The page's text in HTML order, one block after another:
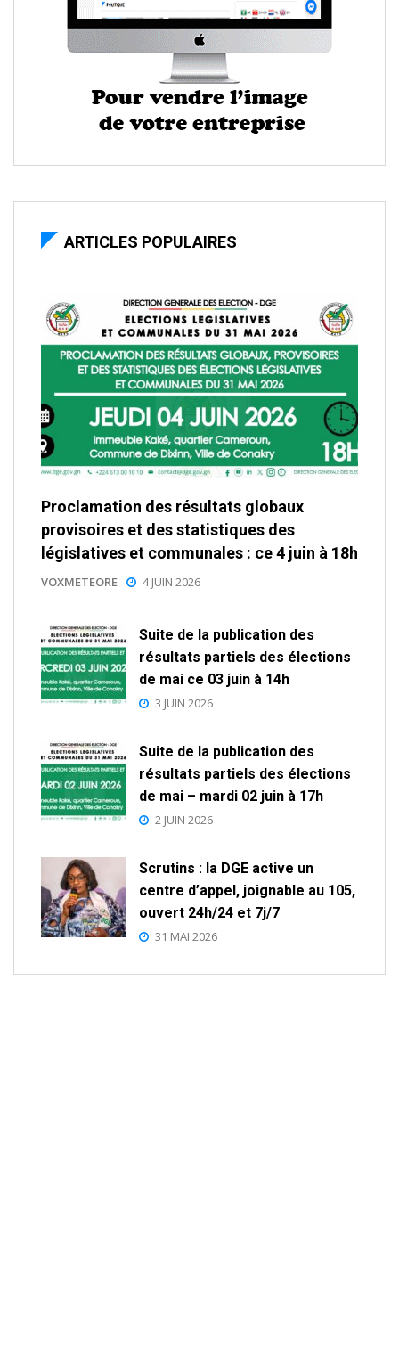
ARTICLES POPULAIRES
Proclamation des résultats globaux
provisoires et des statistiques des
législatives et communales : ce 4 juin à 18h
VOXMETEORE 4 JUIN 2026
Suite de la publication des
résultats partiels des élections
de mai ce 03 juin à 14h
3 JUIN 2026
Suite de la publication des
résultats partiels des élections
de mai – mardi 02 juin à 17h
2 JUIN 2026
Scrutins : la DGE active un
centre d’appel, joignable au 105,
ouvert 24h/24 et 7j/7
31 MAI 2026